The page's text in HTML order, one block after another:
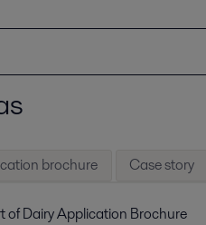
brochure Case story
of Dairy Application Brochure